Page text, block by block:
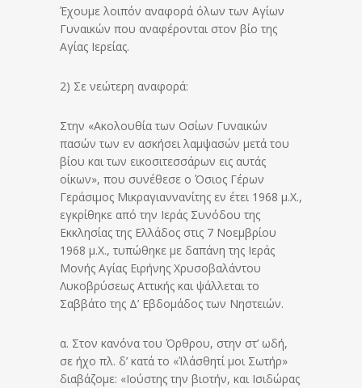
Έχουμε λοιπόν αναφορά όλων των Αγίων
Γυναικών που αναφέρονται στον βίο της
Αγίας Ιερείας.
2) Σε νεώτερη αναφορά:
Στην «Ακολουθία των Οσίων Γυναικών
πασών των εν ασκήσει λαμψασών μετά του
βίου και των εικοσιτεσσάρων εις αυτάς
οίκων», που συνέθεσε ο Όσιος Γέρων
Γεράσιμος Μικραγιαννανίτης εν έτει 1968 μ.Χ.,
εγκρίθηκε από την Ιεράς Συνόδου της
Εκκλησίας της Ελλάδος στις 7 Νοεμβρίου
1968 μ.Χ., τυπώθηκε με δαπάνη της Ιεράς
Μονής Αγίας Ειρήνης Χρυσοβαλάντου
Λυκοβρύσεως Αττικής και ψάλλεται το
Σαββάτο της Δ’ Εβδομάδος των Νηστειών.
α. Στον κανόνα του Όρθρου, στην στ’ ωδή,
σε ήχο πλ. δ’ κατά το «Ίλάσθητί μοι Σωτήρ»
διαβάζομε: «Ιούστης την βιοτήν, και Ισιδώρας